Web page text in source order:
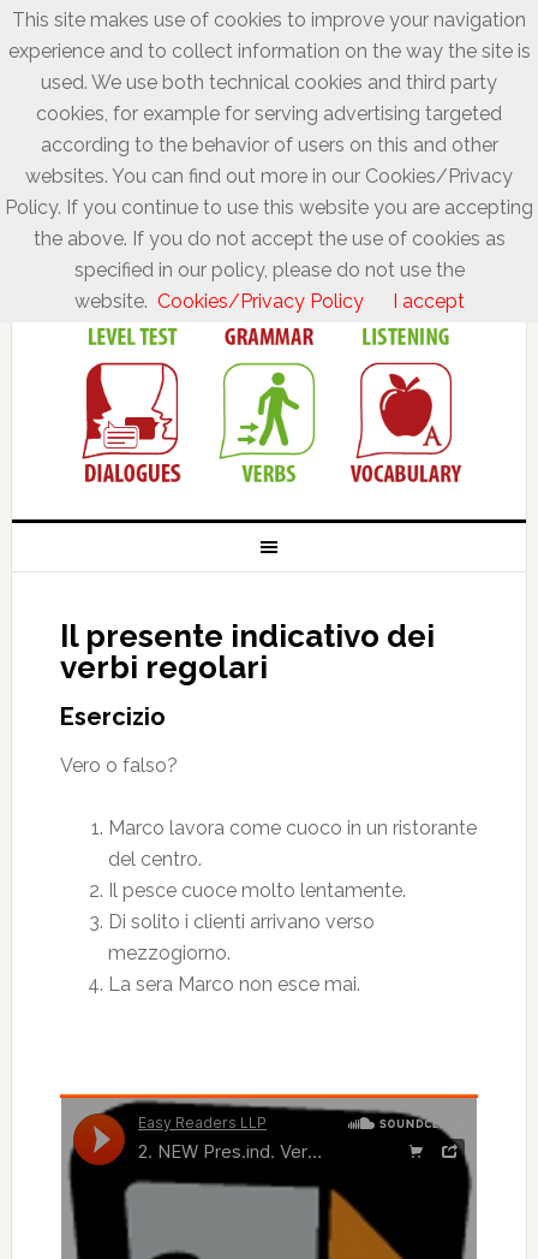
Il presente indicativo dei
verbi regolari
Esercizio
Vero o falso?
Marco lavora come cuoco in un ristorante
del centro.
Il pesce cuoce molto lentamente.
Di solito i clienti arrivano verso
mezzogiorno.
La sera Marco non esce mai.
This site makes use of cookies to improve your navigation
experience and to collect information on the way the site is
used. We use both technical cookies and third party
cookies, for example for serving advertising targeted
according to the behavior of users on this and other
websites. You can find out more in our Cookies/Privacy
Policy. If you continue to use this website you are accepting
the above. If you do not accept the use of cookies as
specified in our policy, please do not use the
website. Cookies/Privacy Policy I accept